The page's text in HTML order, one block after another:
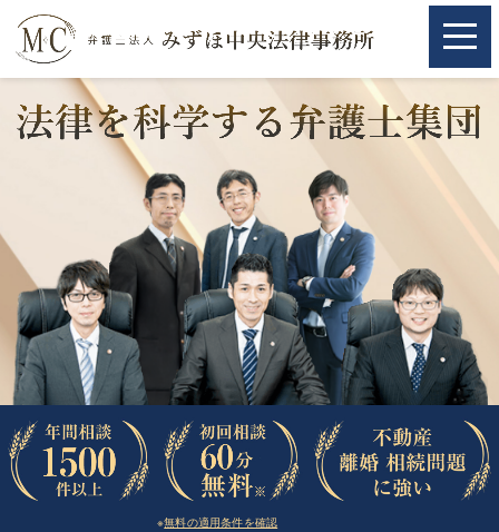
ホーム
相続・遺言
離婚（夫婦間トラブル）
企業法務
労働問題（解雇，残業等）
刑事弁護
交通事故
※無料の適用条件を確認
ホーム
相続・遺言
離婚（夫婦間トラブル）
企業法務
労働問題（解雇，残業等）
刑事弁護
交通事故